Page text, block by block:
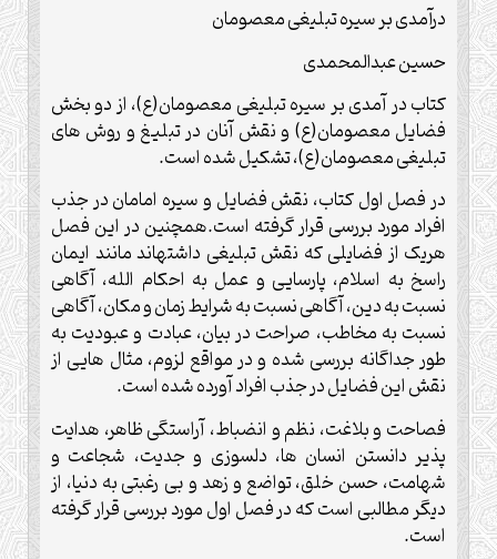
درآمدی بر سیره تبلیغی معصومان
حسین عبدالمحمدی
کتاب در آمدی بر سیره تبلیغی معصومان(ع)، از دو بخش
فضایل معصومان(ع) و نقش آنان در تبلیغ و روش های
تبلیغی معصومان(ع)، تشکیل شده است.
در فصل اول کتاب، نقش فضایل و سیره امامان در جذب
افراد مورد بررسی قرار گرفته است.همچنین در این فصل
هریک از فضایلی که نقش تبلیغی داشته‏اند مانند ایمان
راسخ به اسلام، پارسایی و عمل به احکام الله، آگاهی
نسبت به دین، آگاهی نسبت به شرایط زمان و مکان، آگاهی
نسبت به مخاطب، صراحت در بیان، عبادت و عبودیت به
طور جداگانه بررسی شده و در مواقع لزوم، مثال هایی از
نقش این فضایل در جذب افراد آورده شده است.
فصاحت و بلاغت، نظم و انضباط، آراستگی ظاهر، هدایت
پذیر دانستن انسان ها، دلسوزی و جدیت، شجاعت و
شهامت، حسن خلق، تواضع و زهد و بی رغبتی به دنیا، از
دیگر مطالبی است که در فصل اول مورد بررسی قرار گرفته
است.